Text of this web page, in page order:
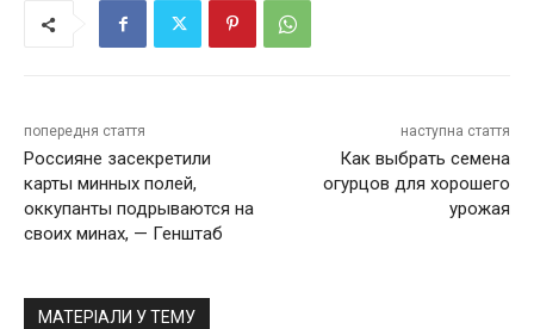
попередня стаття
Россияне засекретили
карты минных полей,
оккупанты подрываются на
своих минах, — Генштаб
наступна стаття
Как выбрать семена
огурцов для хорошего
урожая
МАТЕРІАЛИ У ТЕМУ